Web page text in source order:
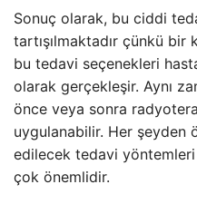
Sonuç olarak, bu ciddi
tartışılmaktadır çünkü bir
bu tedavi seçenekleri
olarak gerçekleşir. Aynı
önce veya sonra
uygulanabilir. Her şeyden
edilecek tedavi yöntemleri
çok önemlidir.